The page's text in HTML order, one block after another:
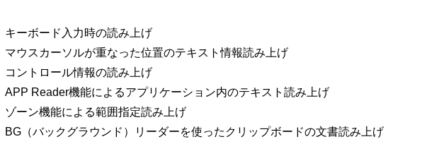
キーボード入力時の読み上げ
マウスカーソルが重なった位置のテキスト情報読み上げ
コントロール情報の読み上げ
APP Reader機能によるアプリケーション内のテキスト読み上げ
ゾーン機能による範囲指定読み上げ
BG（バックグラウンド）リーダーを使ったクリップボードの文書読み上げ